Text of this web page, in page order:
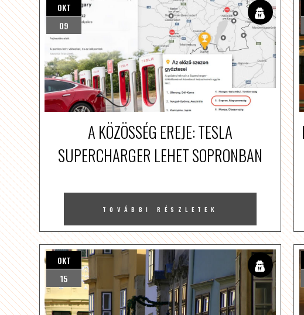
OKT
09
A KÖZÖSSÉG EREJE: TESLA
SUPERCHARGER LEHET SOPRONBAN
TOVÁBBI RÉSZLETEK
OKT
15